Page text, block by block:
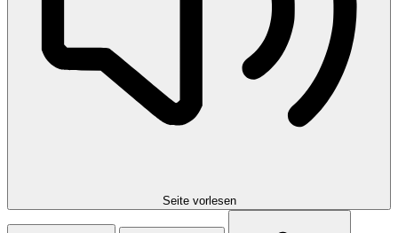
Seite vorlesen